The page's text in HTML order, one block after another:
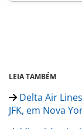
LEIA TAMBÉM
Delta Air
JFK, em Nova